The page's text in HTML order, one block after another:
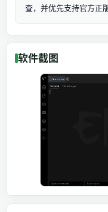
查，并优先支持官方正
软件截图